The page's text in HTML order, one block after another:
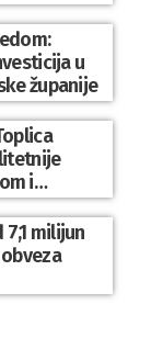
u
županije
i
milijun